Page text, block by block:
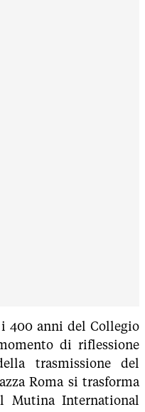
400 anni del Collegio
di riflessione
trasmissione del
Roma si trasforma
Mutina International